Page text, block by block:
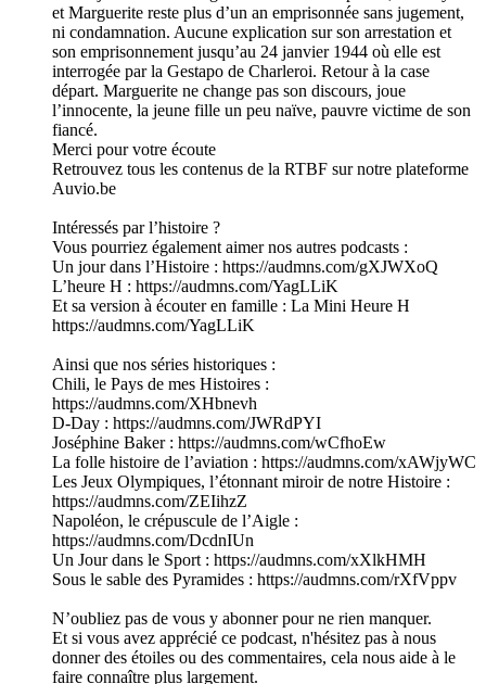
et Marguerite reste plus d’un an emprisonnée sans jugement,
ni condamnation. Aucune explication sur son arrestation et
son emprisonnement jusqu’au 24 janvier 1944 où elle est
interrogée par la Gestapo de Charleroi. Retour à la case
départ. Marguerite ne change pas son discours, joue
l’innocente, la jeune fille un peu naïve, pauvre victime de son
fiancé.
Merci pour votre écoute
Retrouvez tous les contenus de la RTBF sur notre plateforme
Auvio.be
Intéressés par l’histoire ?
Vous pourriez également aimer nos autres podcasts :
Un jour dans l’Histoire : https://audmns.com/gXJWXoQ
L’heure H : https://audmns.com/YagLLiK
Et sa version à écouter en famille : La Mini Heure H
https://audmns.com/YagLLiK
Ainsi que nos séries historiques :
Chili, le Pays de mes Histoires :
https://audmns.com/XHbnevh
D-Day : https://audmns.com/JWRdPYI
Joséphine Baker : https://audmns.com/wCfhoEw
La folle histoire de l’aviation : https://audmns.com/xAWjyWC
Les Jeux Olympiques, l’étonnant miroir de notre Histoire :
https://audmns.com/ZEIihzZ
Napoléon, le crépuscule de l’Aigle :
https://audmns.com/DcdnIUn
Un Jour dans le Sport : https://audmns.com/xXlkHMH
Sous le sable des Pyramides : https://audmns.com/rXfVppv
N’oubliez pas de vous y abonner pour ne rien manquer.
Et si vous avez apprécié ce podcast, n'hésitez pas à nous
donner des étoiles ou des commentaires, cela nous aide à le
faire connaître plus largement.